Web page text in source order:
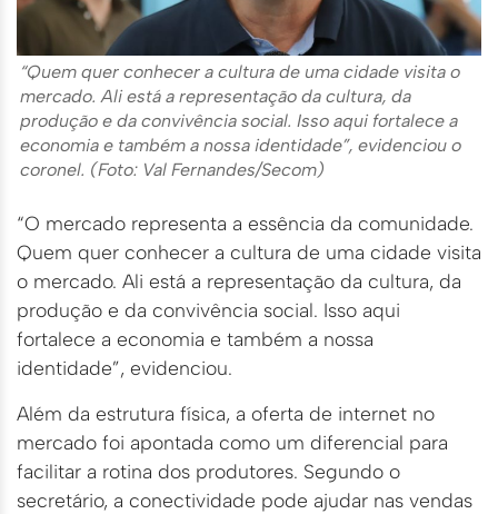
“Quem quer conhecer a cultura de uma cidade visita o
mercado. Ali está a representação da cultura, da
produção e da convivência social. Isso aqui fortalece a
economia e também a nossa identidade”, evidenciou o
coronel. (Foto: Val Fernandes/Secom)
“O mercado representa a essência da comunidade.
Quem quer conhecer a cultura de uma cidade visita
o mercado. Ali está a representação da cultura, da
produção e da convivência social. Isso aqui
fortalece a economia e também a nossa
identidade”, evidenciou.
Além da estrutura física, a oferta de internet no
mercado foi apontada como um diferencial para
facilitar a rotina dos produtores. Segundo o
secretário, a conectividade pode ajudar nas vendas